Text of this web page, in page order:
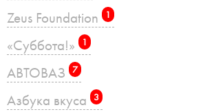
Zeus Foundation 1
«Суббота!» 1
АВТОВАЗ 7
Азбука вкуса 3